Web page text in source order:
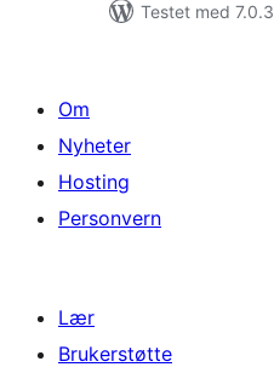
Testet med 7.0.3
Om
Nyheter
Hosting
Personvern
Lær
Brukerstøtte